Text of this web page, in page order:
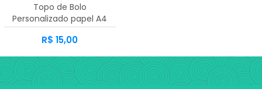
Topo de Bolo
Personalizado papel A4
R$ 15,00